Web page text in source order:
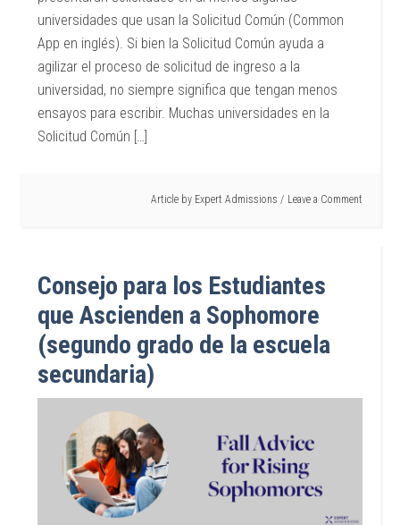
universidades que usan la Solicitud Común (Common
App en inglés). Si bien la Solicitud Común ayuda a
agilizar el proceso de solicitud de ingreso a la
universidad, no siempre significa que tengan menos
ensayos para escribir. Muchas universidades en la
Solicitud Común […]
Article by Expert Admissions Leave a Comment
Consejo para los Estudiantes
que Ascienden a Sophomore
(segundo grado de la escuela
secundaria)